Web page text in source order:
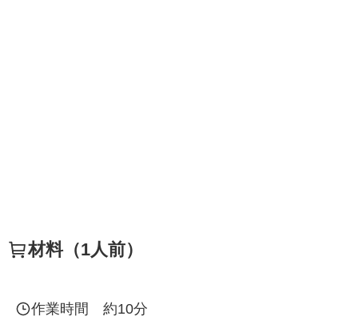
材料（1人前）
作業時間 約10分